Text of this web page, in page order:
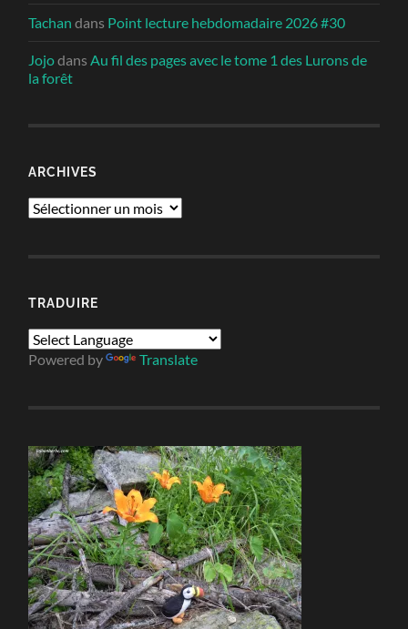
Tachan dans Point lecture hebdomadaire 2026 #30
JojodansAu fil des pages avec le tome 1 des Lurons de
la forêt
ARCHIVES
Archives
TRADUIRE
Powered by Translate